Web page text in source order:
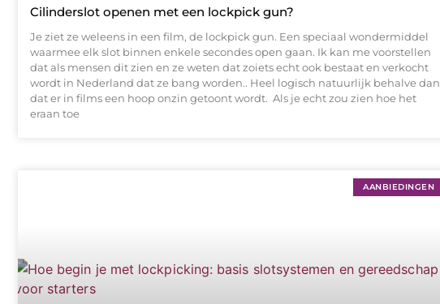
Cilinderslot openen met een lockpick gun?
Je ziet ze weleens in een film, de lockpick gun. Een speciaal wondermiddel
waarmee elk slot binnen enkele secondes open gaan. Ik kan me voorstellen
dat als mensen dit zien en ze weten dat zoiets echt ook bestaat en verkocht
wordt in Nederland dat ze bang worden.. Heel logisch natuurlijk behalve dan
dat er in films een hoop onzin getoont wordt. Als je echt zou zien hoe het
eraan toe
AANBIEDINGEN